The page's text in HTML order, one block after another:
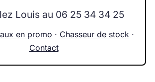
Louis au 06 25 34 34 25
en promo · Chasseur de stock ·
Contact